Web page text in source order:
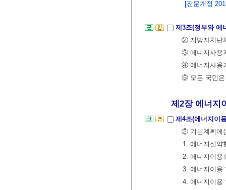
[전문개정
제3조(정부와 에
② 지방자치단
③ 에너지사용
④ 에너지사용
⑤ 모든 국민은
제2장 에너지이
제4조(에너지이
② 기본계획에
1. 에너지절약
2. 에너지이용
3. 에너지이용
4. 에너지이용